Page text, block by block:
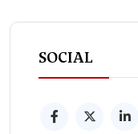
SOCIAL